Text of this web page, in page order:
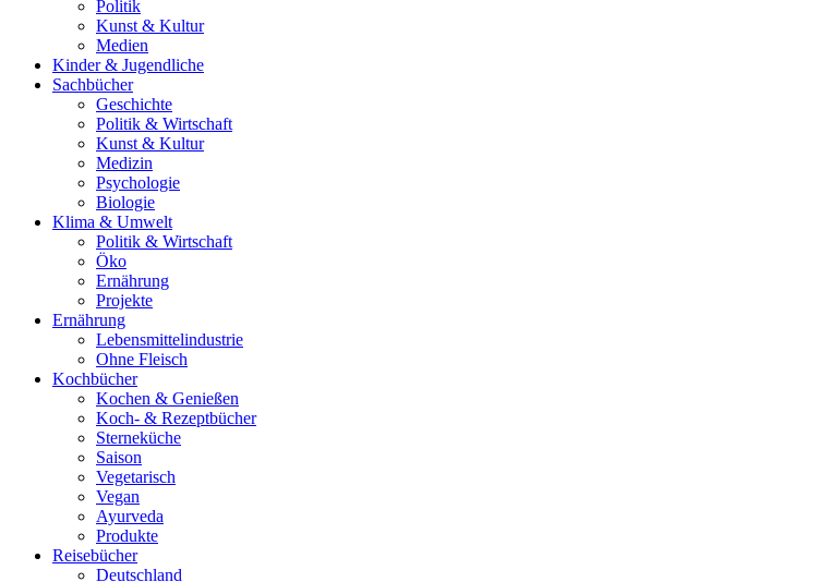
Politik
Kunst & Kultur
Medien
Kinder & Jugendliche
Sachbücher
Geschichte
Politik & Wirtschaft
Kunst & Kultur
Medizin
Psychologie
Biologie
Klima & Umwelt
Politik & Wirtschaft
Öko
Ernährung
Projekte
Ernährung
Lebensmittelindustrie
Ohne Fleisch
Kochbücher
Kochen & Genießen
Koch- & Rezeptbücher
Sterneküche
Saison
Vegetarisch
Vegan
Ayurveda
Produkte
Reisebücher
Deutschland